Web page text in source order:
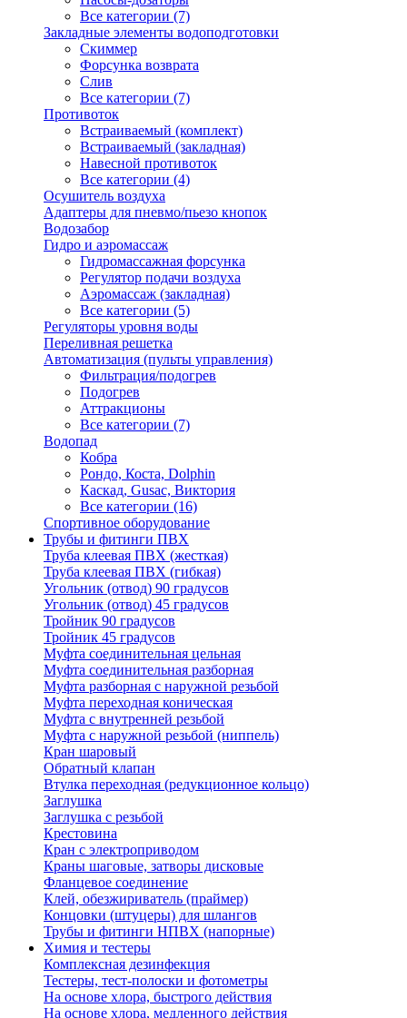
Все категории (7)
Закладные элементы водоподготовки
Скиммер
Форсунка возврата
Слив
Все категории (7)
Противоток
Встраиваемый (комплект)
Встраиваемый (закладная)
Навесной противоток
Все категории (4)
Осушитель воздуха
Адаптеры для пневмо/пьезо кнопок
Водозабор
Гидро и аэромассаж
Гидромассажная форсунка
Регулятор подачи воздуха
Аэромассаж (закладная)
Все категории (5)
Регуляторы уровня воды
Переливная решетка
Автоматизация (пульты управления)
Фильтрация/подогрев
Подогрев
Аттракционы
Все категории (7)
Водопад
Кобра
Рондо, Коста, Dolphin
Каскад, Gusac, Виктория
Все категории (16)
Спортивное оборудование
Трубы и фитинги ПВХ
Труба клеевая ПВХ (жесткая)
Труба клеевая ПВХ (гибкая)
Угольник (отвод) 90 градусов
Угольник (отвод) 45 градусов
Тройник 90 градусов
Тройник 45 градусов
Муфта соединительная цельная
Муфта соединительная разборная
Муфта разборная с наружной резьбой
Муфта переходная коническая
Муфта с внутренней резьбой
Муфта с наружной резьбой (ниппель)
Кран шаровый
Обратный клапан
Втулка переходная (редукционное кольцо)
Заглушка
Заглушка с резьбой
Крестовина
Кран с электроприводом
Краны шаговые, затворы дисковые
Фланцевое соединение
Клей, обезжириватель (праймер)
Концовки (штуцеры) для шлангов
Трубы и фитинги НПВХ (напорные)
Химия и тестеры
Комплексная дезинфекция
Тестеры, тест-полоски и фотометры
На основе хлора, быстрого действия
На основе хлора, медленного действия